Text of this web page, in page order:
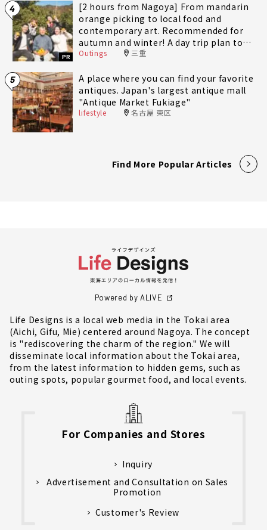
4
PR
[2 hours from Nagoya] From mandarin
orange picking to local food and
contemporary art. Recommended for
autumn and winter! A day trip plan to
fully enjoy Minami-Ise Town
Outings 三重
5
A place where you can find your favorite
antiques. Japan's largest antique mall
"Antique Market Fukiage"
lifestyle 名古屋 東区
Find More Popular Articles
Powered by ALIVE
Life Designs is a local web media in the Tokai area
(Aichi, Gifu, Mie) centered around Nagoya. The concept
is "rediscovering the charm of the region." We will
disseminate local information about the Tokai area,
from the latest information to hidden gems, such as
outing spots, popular gourmet food, and local events.
For Companies and Stores
Inquiry
Advertisement and Consultation on Sales
Promotion
Customer's Review